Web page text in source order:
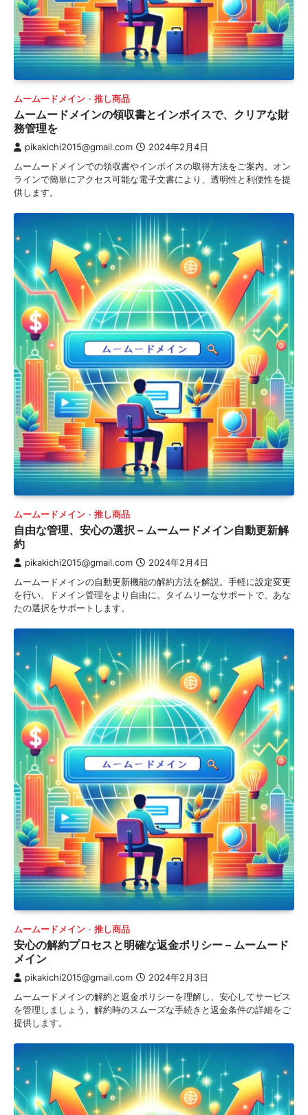
ムームードメイン 推し商品
ムームードメインの領収書とインボイスで、クリアな財
務管理を
pikakichi2015@gmail.com 2024年2月4日
ムームードメインでの領収書やインボイスの取得方法をご案内。オン
ラインで簡単にアクセス可能な電子文書により、透明性と利便性を提
供します。
ムームードメイン 推し商品
自由な管理、安心の選択 – ムームードメイン自動更新解
約
pikakichi2015@gmail.com 2024年2月4日
ムームードメインの自動更新機能の解約方法を解説。手軽に設定変更
を行い、ドメイン管理をより自由に。タイムリーなサポートで、あな
たの選択をサポートします。
ムームードメイン 推し商品
安心の解約プロセスと明確な返金ポリシー – ムームード
メイン
pikakichi2015@gmail.com 2024年2月3日
ムームードメインの解約と返金ポリシーを理解し、安心してサービス
を管理しましょう。解約時のスムーズな手続きと返金条件の詳細をご
提供します。